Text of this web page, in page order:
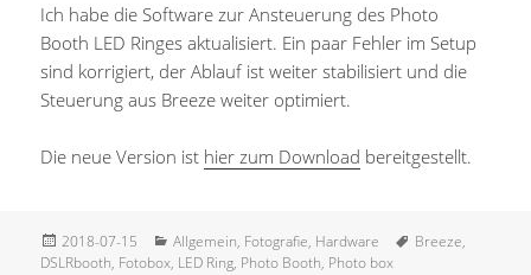
Ich habe die Software zur Ansteuerung des Photo
Booth LED Ringes aktualisiert. Ein paar Fehler im Setup
sind korrigiert, der Ablauf ist weiter stabilisiert und die
Steuerung aus Breeze weiter optimiert.
Die neue Version ist hier zum Download bereitgestellt.
Veröffentlicht
am
2018-07-15 Kategorien
Allgemein, Fotografie, Hardware Schlagwörter
Breeze,
DSLRbooth, Fotobox, LED Ring, Photo Booth, Photo box